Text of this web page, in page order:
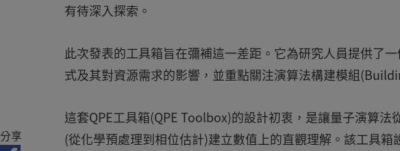
有待深入探索。
此次發表的工具箱旨在彌補這一差距。它為研究人員提供了
式及其對資源需求的影響，並重點關注演算法構建模組
這套QPE工具箱(QPE Toolbox)的設計初衷，是讓量子演算
(從化學預處理到相位估計)建立數值上的直觀理解。該工具箱
分享